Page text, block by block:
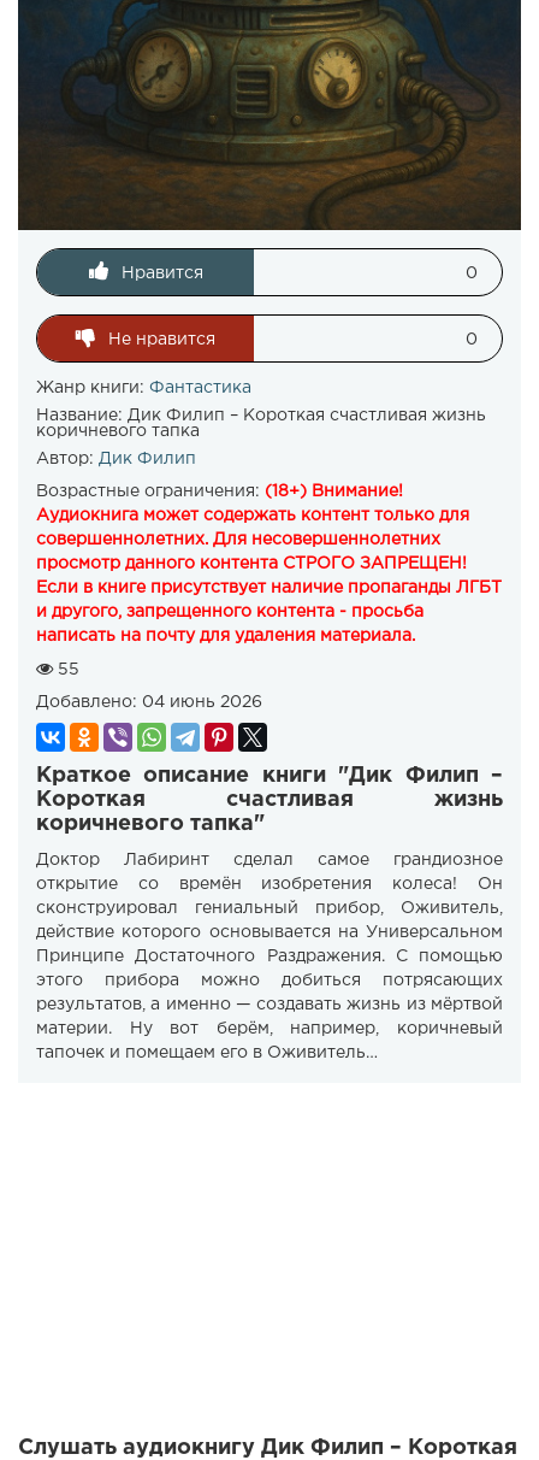
Нравится 0
Не нравится 0
Жанр книги: Фантастика
Название: Дик Филип – Короткая счастливая жизнь
коричневого тапка
Автор: Дик Филип
Возрастные ограничения: (18+) Внимание!
Аудиокнига может содержать контент только для
совершеннолетних. Для несовершеннолетних
просмотр данного контента СТРОГО ЗАПРЕЩЕН!
Если в книге присутствует наличие пропаганды ЛГБТ
и другого, запрещенного контента - просьба
написать на почту для удаления материала.
55
Добавлено: 04 июнь 2026
Краткое описание книги "Дик Филип –
Короткая счастливая жизнь
коричневого тапка"
Доктор Лабиринт сделал самое грандиозное
открытие со времён изобретения колеса! Он
сконструировал гениальный прибор, Оживитель,
действие которого основывается на Универсальном
Принципе Достаточного Раздражения. С помощью
этого прибора можно добиться потрясающих
результатов, а именно — создавать жизнь из мёртвой
материи. Ну вот берём, например, коричневый
тапочек и помещаем его в Оживитель…
Слушать аудиокнигу Дик Филип – Короткая